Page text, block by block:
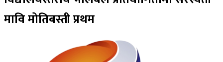
मावि मोतिबस्ती प्रथम